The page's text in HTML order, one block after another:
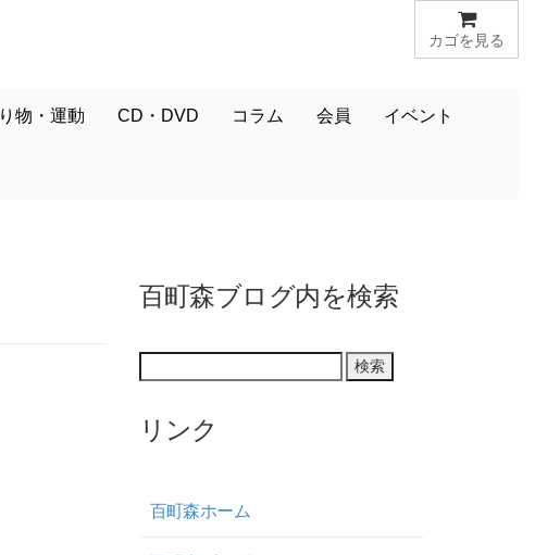
カゴを見る
物・運動 CD・DVD コラム 会員 イベント
百町森ブログ内を検索
リンク
百町森ホーム